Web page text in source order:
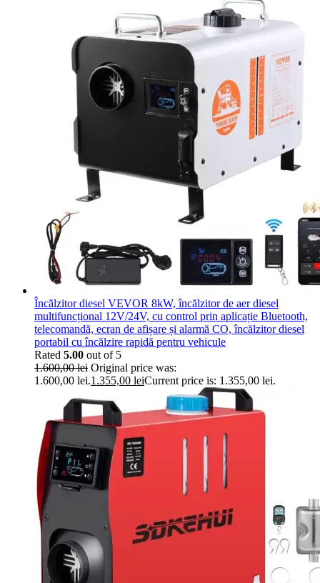
Încălzitor diesel VEVOR 8kW, încălzitor de aer diesel
multifuncțional 12V/24V, cu control prin aplicație Bluetooth,
telecomandă, ecran de afișare și alarmă CO, încălzitor diesel
portabil cu încălzire rapidă pentru vehicule
Rated 5.00 out of 5
1.600,00lei Original price was:
1.600,00 lei.1.355,00 leiCurrent price is: 1.355,00 lei.